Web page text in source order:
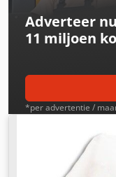
Adverteer
11 miljoen
*per advertentie /